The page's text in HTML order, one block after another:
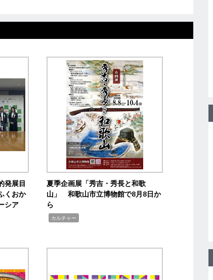
発展目
くおか
シア
夏季企画展「秀吉・秀長と和歌
山」 和歌山市立博物館で8月8日か
ら
カルチャー